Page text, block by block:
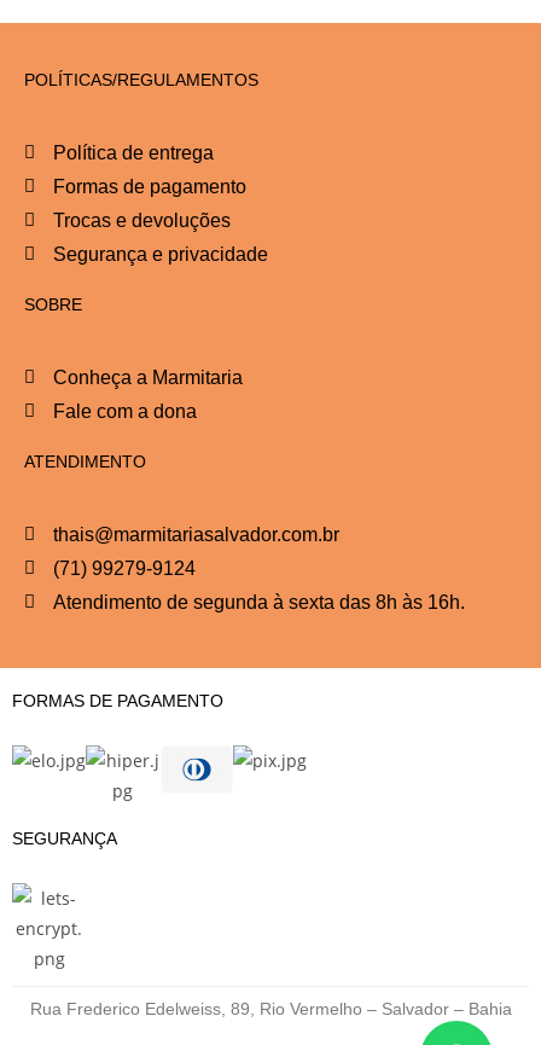
POLÍTICAS/REGULAMENTOS
Política de entrega
Formas de pagamento
Trocas e devoluções
Segurança e privacidade
SOBRE
Conheça a Marmitaria
Fale com a dona
ATENDIMENTO
thais@marmitariasalvador.com.br
(71) 99279-9124
Atendimento de segunda à sexta das 8h às 16h.
FORMAS DE PAGAMENTO
SEGURANÇA
Rua Frederico Edelweiss, 89, Rio Vermelho – Salvador – Bahia